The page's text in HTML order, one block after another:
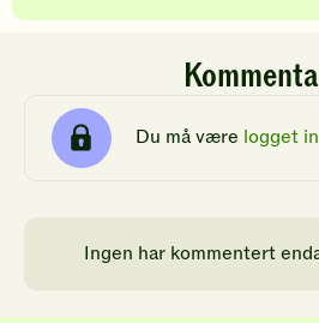
Du må være logget
Ingen har kommentert